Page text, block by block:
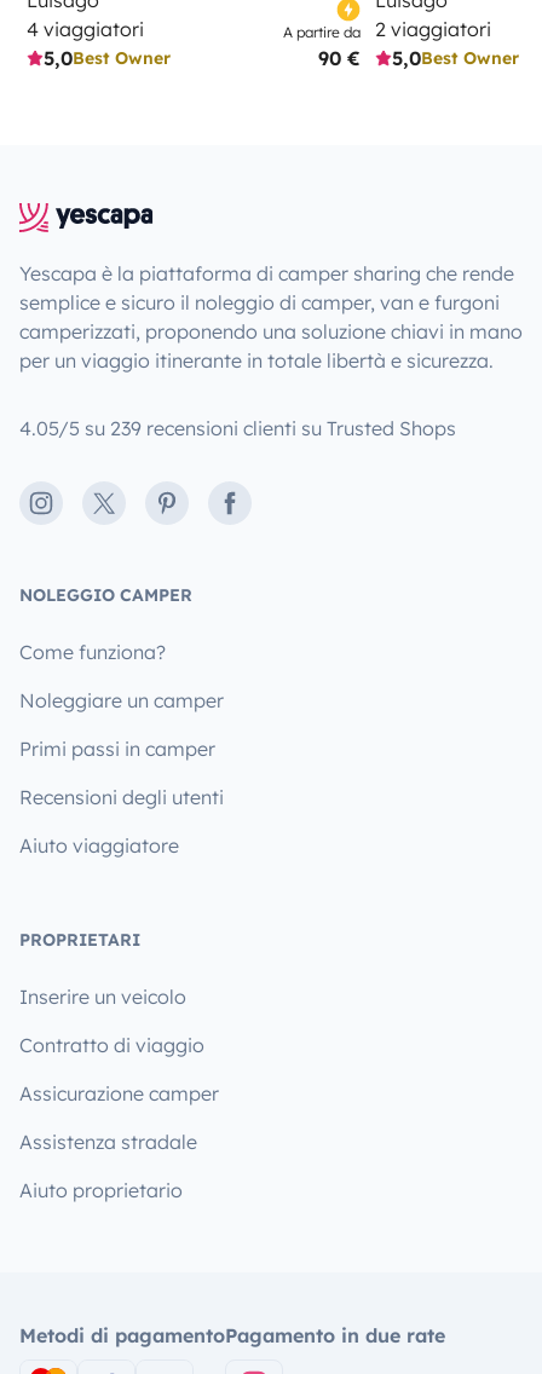
4 viaggiatori
5,0Best Owner
A partire da
90 €
2 viaggiatori
5,0Best Owner
Yescapa è la piattaforma di camper sharing che rende
semplice e sicuro il noleggio di camper, van e furgoni
camperizzati, proponendo una soluzione chiavi in mano
per un viaggio itinerante in totale libertà e sicurezza.
4.05/5 su 239 recensioni clienti su Trusted Shops
Instagram
X PinterestFacebook
NOLEGGIO CAMPER
Come funziona?
Noleggiare un camper
Primi passi in camper
Recensioni degli utenti
Aiuto viaggiatore
PROPRIETARI
Inserire un veicolo
Contratto di viaggio
Assicurazione camper
Assistenza stradale
Aiuto proprietario
Metodi di pagamentoPagamento in due rate